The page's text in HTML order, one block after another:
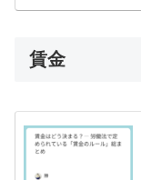
賃金